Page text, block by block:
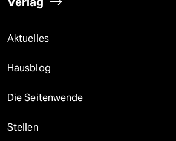
Aktuelles
Hausblog
Die Seitenwende
Stellen